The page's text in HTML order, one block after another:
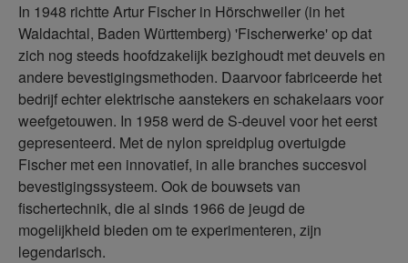
In 1948 richtte Artur Fischer in Hörschweiler (in het
Waldachtal, Baden Württemberg) 'Fischerwerke' op dat
zich nog steeds hoofdzakelijk bezighoudt met deuvels en
andere bevestigingsmethoden. Daarvoor fabriceerde het
bedrijf echter elektrische aanstekers en schakelaars voor
weefgetouwen. In 1958 werd de S-deuvel voor het eerst
gepresenteerd. Met de nylon spreidplug overtuigde
Fischer met een innovatief, in alle branches succesvol
bevestigingssysteem. Ook de bouwsets van
fischertechnik, die al sinds 1966 de jeugd de
mogelijkheid bieden om te experimenteren, zijn
legendarisch.